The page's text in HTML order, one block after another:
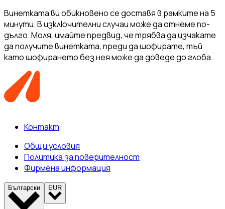
Винетката ви обикновено се доставя в рамките на 5
минути. В изключителни случаи може да отнеме по-
дълго. Моля, имайте предвид, че трябва да изчакате
да получите винетката, преди да шофирате, тъй
като шофирането без нея може да доведе до глоба.
Контакт
Общи условия
Политика за поверителност
Фирмена информация
Български EUR